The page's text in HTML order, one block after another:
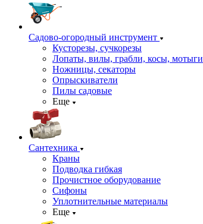
Садово-огородный инструмент
Кусторезы, сучкорезы
Лопаты, вилы, грабли, косы, мотыги
Ножницы, секаторы
Опрыскиватели
Пилы садовые
Еще
Сантехника
Краны
Подводка гибкая
Прочистное оборудование
Сифоны
Уплотнительные материалы
Еще